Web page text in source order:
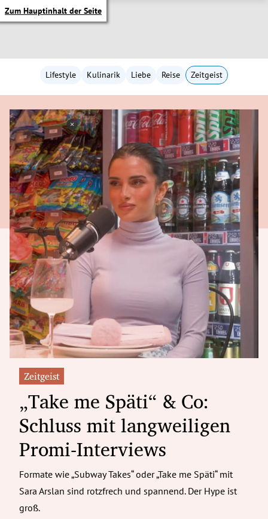
Zum Hauptinhalt der Seite
Untermenü
Untermenü
Untermenü
Untermenü
Untermenü
Untermenü
Untermenü
Untermenü
Untermenü
Untermenü
Lifestyle Kulinarik Liebe Reise Zeitgeist
Zeitgeist
„Take me Späti“ & Co:
Schluss mit langweiligen
Promi-Interviews
Formate wie „Subway Takes“ oder „Take me Späti“ mit
Sara Arslan sind rotzfrech und spannend. Der Hype ist
groß.